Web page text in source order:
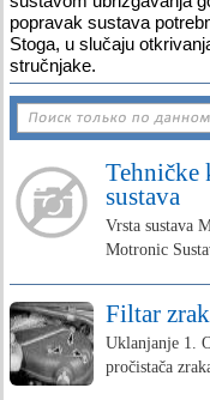
popravak sustava
Stoga, u slučaju
stručnjake.
Tehničke
sustava
Vrsta sustava
Motronic
Filtar
Uklanjanje 1.
pročistača